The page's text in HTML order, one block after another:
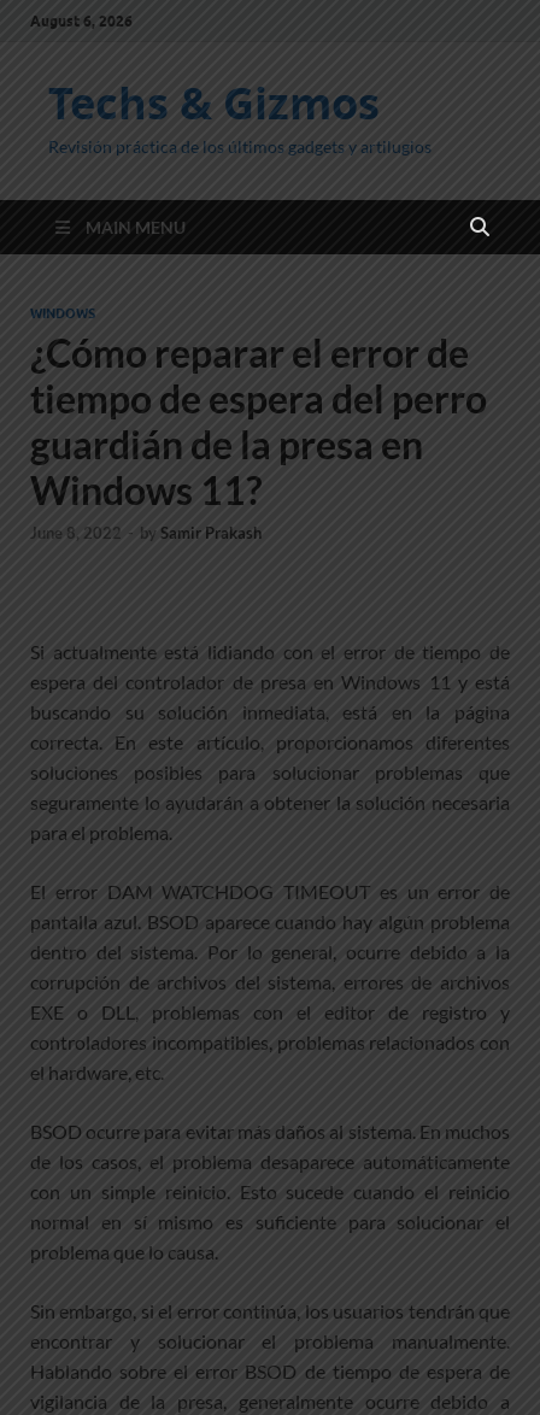
August 6, 2026
Techs & Gizmos
Revisión práctica de los últimos gadgets y artilugios
MAIN MENU
WINDOWS
¿Cómo reparar el error de
tiempo de espera del perro
guardián de la presa en
Windows 11?
June 8, 2022 - by Samir Prakash
Si actualmente está lidiando con el error de tiempo de
espera del controlador de presa en Windows 11 y está
buscando su solución inmediata, está en la página
correcta. En este artículo, proporcionamos diferentes
soluciones posibles para solucionar problemas que
seguramente lo ayudarán a obtener la solución necesaria
para el problema.
El error DAM WATCHDOG TIMEOUT es un error de
pantalla azul. BSOD aparece cuando hay algún problema
dentro del sistema. Por lo general, ocurre debido a la
corrupción de archivos del sistema, errores de archivos
EXE o DLL, problemas con el editor de registro y
controladores incompatibles, problemas relacionados con
el hardware, etc.
BSOD ocurre para evitar más daños al sistema. En muchos
de los casos, el problema desaparece automáticamente
con un simple reinicio. Esto sucede cuando el reinicio
normal en sí mismo es suficiente para solucionar el
problema que lo causa.
Sin embargo, si el error continúa, los usuarios tendrán que
encontrar y solucionar el problema manualmente.
Hablando sobre el error BSOD de tiempo de espera de
vigilancia de la presa, generalmente ocurre debido a